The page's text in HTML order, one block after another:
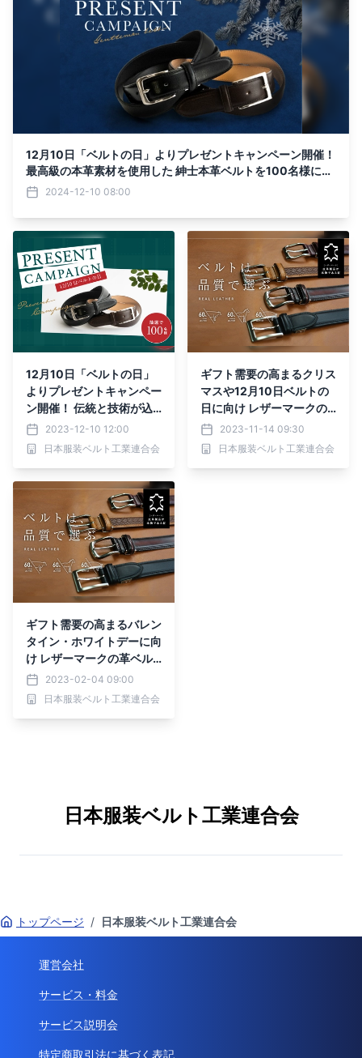
12月10日「ベルトの日」よりプレゼントキャンペーン開催！
最高級の本革素材を使用した 紳士本革ベルトを100名様にプ
レゼント2024-12-10 08:00
12月10日「ベルトの日」
よりプレゼントキャンペー
ン開催！ 伝統と技術が込
められた紳士本革ベルトを
100名様にプレゼント
2023-12-10 12:00
日本服装ベルト工業連合会
ギフト需要の高まるクリス
マスや12月10日ベルトの
日に向け レザーマークの
革ベルトの販売強化を11月
より実施
2023-11-14 09:30
日本服装ベルト工業連合会
ギフト需要の高まるバレン
タイン・ホワイトデーに向
け レザーマークの革ベル
トの販売強化を2月より実
施
2023-02-04 09:00
日本服装ベルト工業連合会
日本服装ベルト工業連合会
トップページ / 日本服装ベルト工業連合会
運営会社
サービス・料金
サービス説明会
特定商取引法に基づく表記